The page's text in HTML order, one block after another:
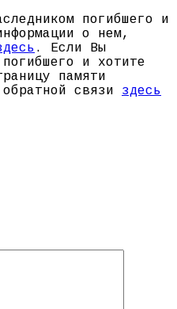
погибшего и
о нем,
. Если Вы
и хотите
памяти
связи здесь